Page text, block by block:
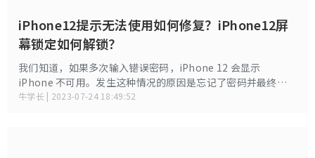
iPhone12提示无法使用如何修复？iPhone12屏
幕锁定如何解锁？
我们知道，如果多次输入错误密码，iPhone 12 会显示
iPhone 不可用。发生这种情况的原因是忘记了密码并最终在
iPhone 上输入了错误的密码，或者其他人试图猜测您 iPhone
牛学长 | 2023-07-24 18:49:52